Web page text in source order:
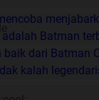
Batman
baik dari Batman
kalah